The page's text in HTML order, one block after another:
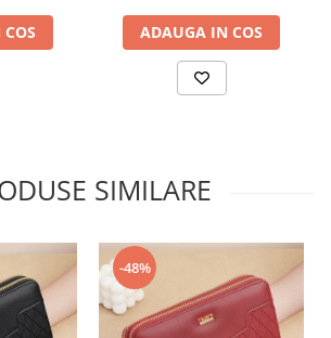
ADAUGA IN COS
SIMILARE
-48%